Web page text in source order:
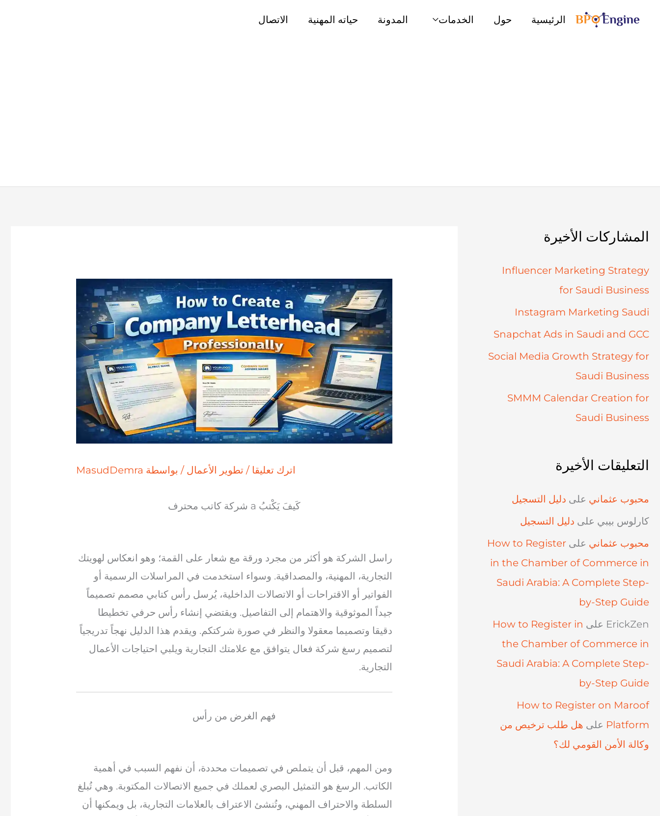
الرئيسية حول الخدمات المدونة حياته المهنية الاتصال
اترك تعليقا / تطوير الأعمال / بواسطة MasudDemra
كَيفَ يَكْتبُ a شركة كاتب محترف
راسل الشركة هو أكثر من مجرد ورقة مع شعار على القمة؛ وهو انعكاس لهويتك
التجارية، المهنية، والمصداقية. وسواء استخدمت في المراسلات الرسمية أو
الفواتير أو الاقتراحات أو الاتصالات الداخلية، يُرسل رأس كتابي مصمم تصميماً
جيداً الموثوقية والاهتمام إلى التفاصيل. ويقتضي إنشاء رأس حرفي تخطيطا
دقيقا وتصميما معقولا والنظر في صورة شركتكم. ويقدم هذا الدليل نهجاً تدريجياً
لتصميم رسغ شركة فعال يتوافق مع علامتك التجارية ويلبي احتياجات الأعمال
التجارية.
فهم الغرض من رأس
ومن المهم، قبل أن يتملص في تصميمات محددة، أن نفهم السبب في أهمية
الكاتب. الرسغ هو التمثيل البصري لعملك في جميع الاتصالات المكتوبة. وهي تُبلغ
السلطة والاحتراف المهني، وتُنشئ الاعتراف بالعلامات التجارية، بل ويمكنها أن
المشاركات الأخيرة
Influencer Marketing Strategy
for Saudi Business
Instagram Marketing Saudi
Snapchat Ads in Saudi and GCC
Social Media Growth Strategy for
Saudi Business
SMMM Calendar Creation for
Saudi Business
التعليقات الأخيرة
محبوب عثماني على دليل التسجيل
كارلوس بيبي على دليل التسجيل
محبوب عثماني على How to Register
in the Chamber of Commerce in
Saudi Arabia: A Complete Step-
by-Step Guide
ErickZen على How to Register in
the Chamber of Commerce in
Saudi Arabia: A Complete Step-
by-Step Guide
How to Register on Maroof
Platform على هل طلب ترخيص من
وكالة الأمن القومي لك؟